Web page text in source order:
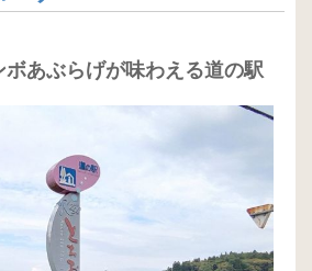
あぶらげが味わえる道の駅